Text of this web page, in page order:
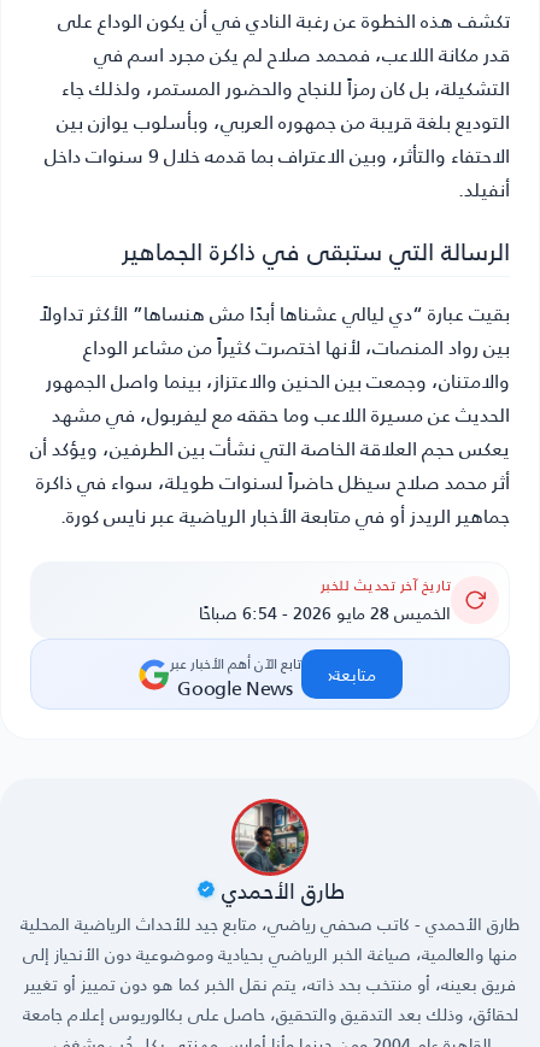
تكشف هذه الخطوة عن رغبة النادي في أن يكون الوداع على
قدر مكانة اللاعب، فمحمد صلاح لم يكن مجرد اسم في
التشكيلة، بل كان رمزاً للنجاح والحضور المستمر، ولذلك جاء
التوديع بلغة قريبة من جمهوره العربي، وبأسلوب يوازن بين
الاحتفاء والتأثر، وبين الاعتراف بما قدمه خلال 9 سنوات داخل
أنفيلد.
الرسالة التي ستبقى في ذاكرة الجماهير
بقيت عبارة “دي ليالي عشناها أبدًا مش هنساها” الأكثر تداولاً
بين رواد المنصات، لأنها اختصرت كثيراً من مشاعر الوداع
والامتنان، وجمعت بين الحنين والاعتزاز، بينما واصل الجمهور
الحديث عن مسيرة اللاعب وما حققه مع ليفربول، في مشهد
يعكس حجم العلاقة الخاصة التي نشأت بين الطرفين، ويؤكد أن
أثر محمد صلاح سيظل حاضراً لسنوات طويلة، سواء في ذاكرة
جماهير الريدز أو في متابعة الأخبار الرياضية عبر نايس كورة.
تاريخ آخر تحديث للخبر
الخميس 28 مايو 2026 - 6:54 صباحًا
تابع الآن أهم الأخبار عبر
Google News متابعة‹
طارق الأحمدي
طارق الأحمدي - كاتب صحفي رياضي، متابع جيد للأحداث الرياضية المحلية
منها والعالمية، صياغة الخبر الرياضي بحيادية وموضوعية دون الأنحياز إلى
فريق بعينه، أو منتخب بحد ذاته، يتم نقل الخبر كما هو دون تمييز أو تغيير
لحقائق، وذلك بعد التدقيق والتحقيق، حاصل على بكالوريوس إعلام جامعة